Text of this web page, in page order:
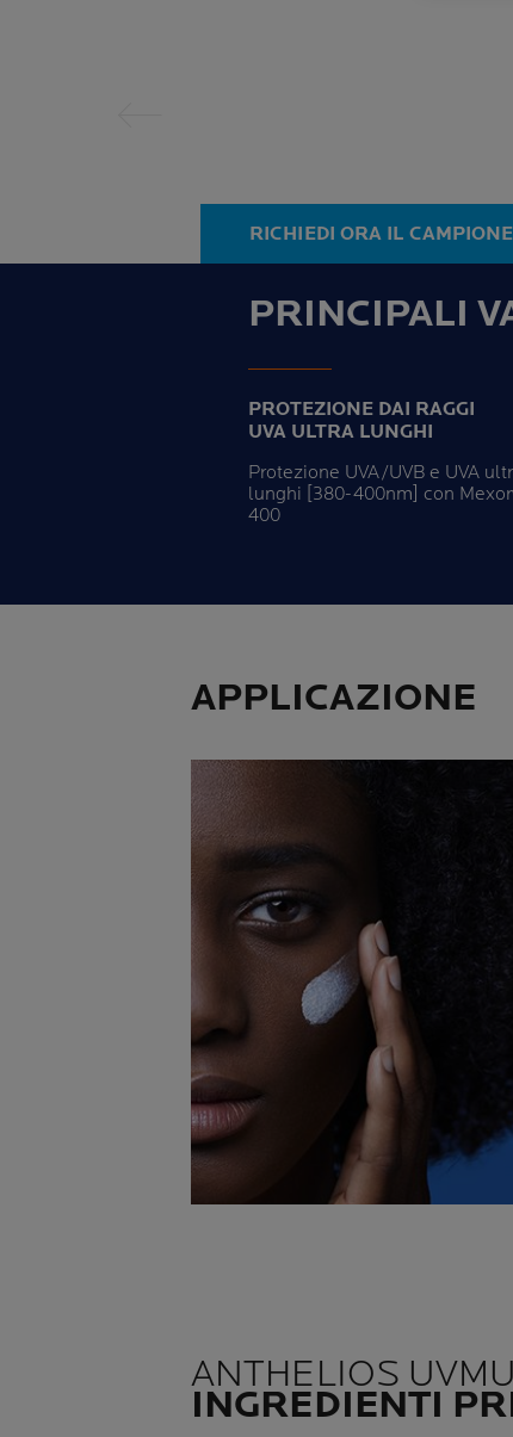
RICHIEDI ORA IL
PRINCIPALI
PROTEZIONE DAI RAGGI
UVA ULTRA LUNGHI
Protezione UVA/UVB e UVA
lunghi [380-400nm] con
400
APPLICAZIONE
ANTHELIOS
INGREDIENTI